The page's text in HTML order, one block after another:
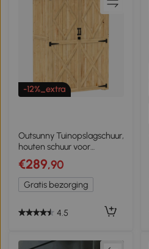
-12%_extra
Outsunny Tuinopslagschuur,
houten schuur voor
gereedschap en
tuingereedschap,
asfaltdak, dubbele deuren,
vurenhout, lichtbruin
€289,90
Gratis bezorging
4.5